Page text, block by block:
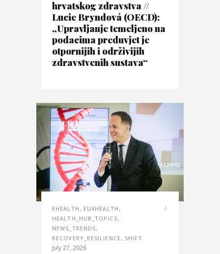
hrvatskog zdravstva //
Lucie Bryndová (OECD):
„Upravljanje temeljeno na
podacima preduvjet je
otpornijih i održivijih
zdravstvenih sustava“
EHEALTH , EU4HEALTH ,
HEALTH_HUB_TOPICS,
NEWS_TRENDS,
RECOVERY_RESILIENCE, SHIFT
July 27, 2026